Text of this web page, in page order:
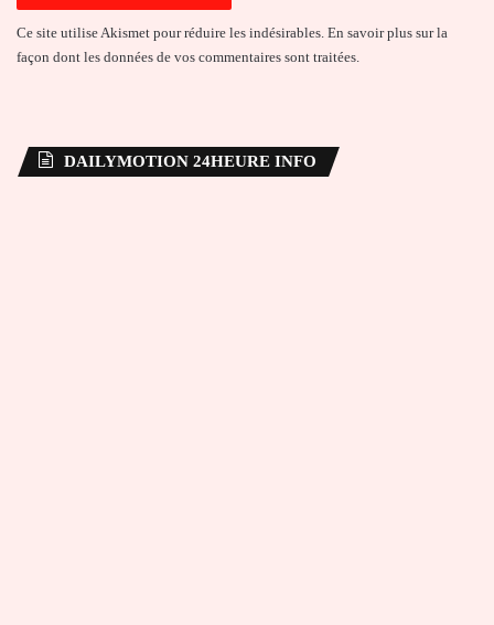
Ce site utilise Akismet pour réduire les indésirables. En savoir plus sur la
façon dont les données de vos commentaires sont traitées.
DAILYMOTION 24HEURE INFO